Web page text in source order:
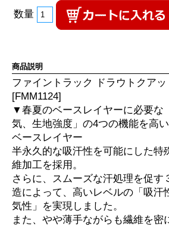
数量
商品説明
ファイントラック ドラウトクア
[FMM1124]
▼春夏のベースレイヤーに必要な
気、生地強度」の4つの機能を高
ベースレイヤー
半永久的な吸汗性を可能にした特
維加工を採用。
さらに、スムーズな汗処理を促す
造によって、高いレベルの「吸汗
気性」を実現しました。
また、やや薄手ながらも繊維を密